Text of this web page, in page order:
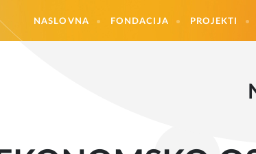
NASLOVNA FONDACIJA PROJEKTI